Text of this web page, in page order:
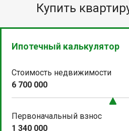
Купить
Ипотечный калькулятор
Стоимость недвижимости
6 700 000
Первоначальный взнос
1 340 000